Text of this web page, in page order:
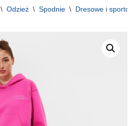
\ Odzież \ Spodnie \ Dresowe i